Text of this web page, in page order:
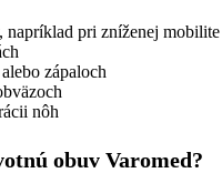
napríklad pri zníženej mobilite
zápaloch
nôh
obuv Varomed?